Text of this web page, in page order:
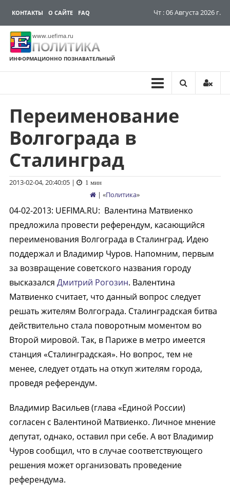
КОНТАКТЫ О САЙТЕ FAQ Чт : 06 Августа 2026 г.
www.uefima.ru
ПОЛИТИКА
ИНФОРМАЦИОННО ПОЗНАВАТЕЛЬНЫЙ
Перейти
содержимому
Переименование
Волгограда в
Сталинград
2013-02-04, 20:40:05| 1 мин
| «Политика»
04-02-2013: UEFIMA.RU: Валентина Матвиенко
предложила провести референдум, касающийся
переименования Волгограда в Сталинград. Идею
поддержал и Владимир Чуров. Напомним, первым
за возвращение советского названия городу
высказался Дмитрий Рогозин. Валентина
Матвиенко считает, что данный вопрос следует
решать жителям Волгограда. Сталинградская битва
действительно стала поворотным моментом во
Второй мировой. Так, в Париже в метро имеется
станция «Сталинградская». Но вопрос, тем не
менее, следует отдать на откуп жителям города,
проведя референдум.
Владимир Васильев (глава «Единой России)
согласен с Валентиной Матвиенко. Личное мнение
депутат, однако, оставил при себе. А вот Владимир
Чуров сообщил, что в случае соответствующего
решения может организовать проведение
референдума.